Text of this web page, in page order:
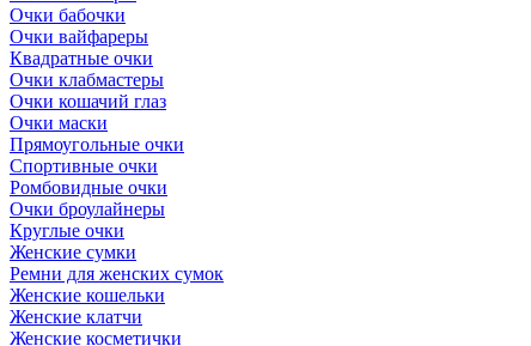
Очки бабочки
Очки вайфареры
Квадратные очки
Очки клабмастеры
Очки кошачий глаз
Очки маски
Прямоугольные очки
Спортивные очки
Ромбовидные очки
Очки броулайнеры
Круглые очки
Женские сумки
Ремни для женских сумок
Женские кошельки
Женские клатчи
Женские косметички